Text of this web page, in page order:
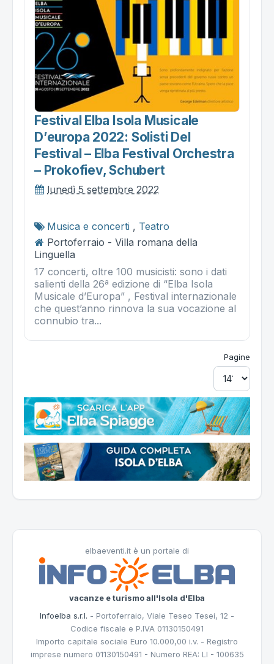
Festival Elba Isola Musicale
D’europa 2022: Solisti Del
Festival – Elba Festival Orchestra
– Prokofiev, Schubert
lunedì 5 settembre 2022
Musica e concerti , Teatro
Portoferraio - Villa romana della
Linguella
17 concerti, oltre 100 musicisti: sono i dati
salienti della 26ª edizione di “Elba Isola
Musicale d’Europa” , Festival internazionale
che quest’anno rinnova la sua vocazione al
connubio tra...
Pagine
elbaeventi.it è un portale di
vacanze e turismo all'Isola d'Elba
Infoelba s.r.l. - Portoferraio, Viale Teseo Tesei, 12 -
Codice fiscale e P.IVA 01130150491
Importo capitale sociale Euro 10.000,00 i.v. - Registro
imprese numero 01130150491 - Numero REA: LI - 100635